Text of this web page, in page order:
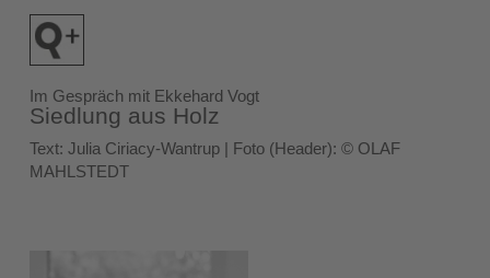
Im Gespräch mit Ekkehard Vogt
Siedlung aus Holz
Text: Julia Ciriacy-Wantrup | Foto (Header): © OLAF
MAHLSTEDT